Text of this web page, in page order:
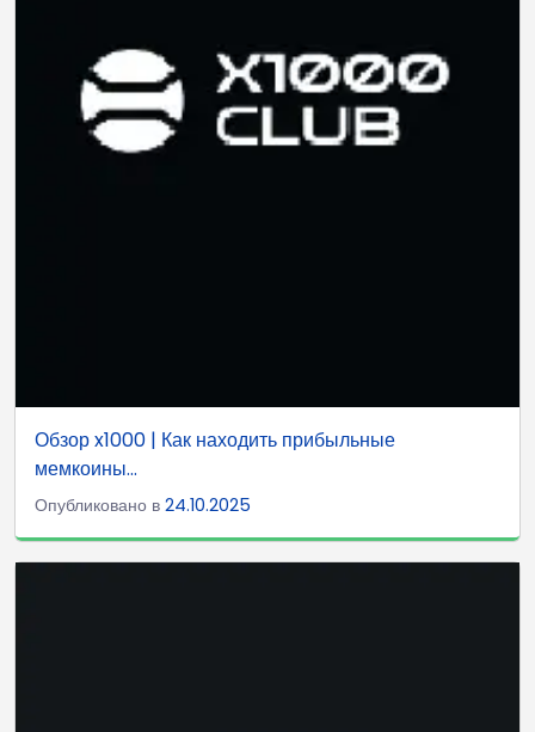
Обзор x1000 | Как находить прибыльные
мемкоины...
Опубликовано в 24.10.2025